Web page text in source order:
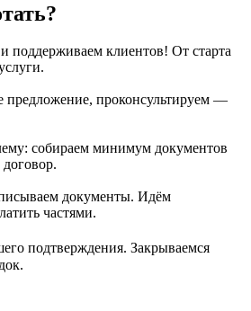
поддерживаем клиентов! От старта
предложение, проконсультируем —
собираем минимум документов
документы. Идём
частями.
подтверждения. Закрываемся